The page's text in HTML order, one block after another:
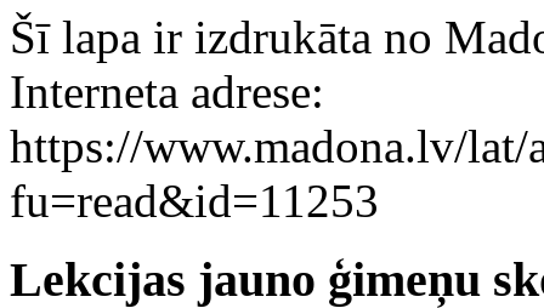
Šī lapa ir izdrukāta no
Interneta adrese:
https://www.madona.lv/lat/
fu=read&id=11253
Lekcijas jauno ģimeņu